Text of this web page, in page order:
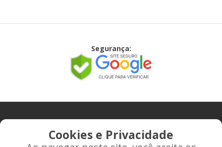
Segurança:
CONTATOCookies e Privacidade